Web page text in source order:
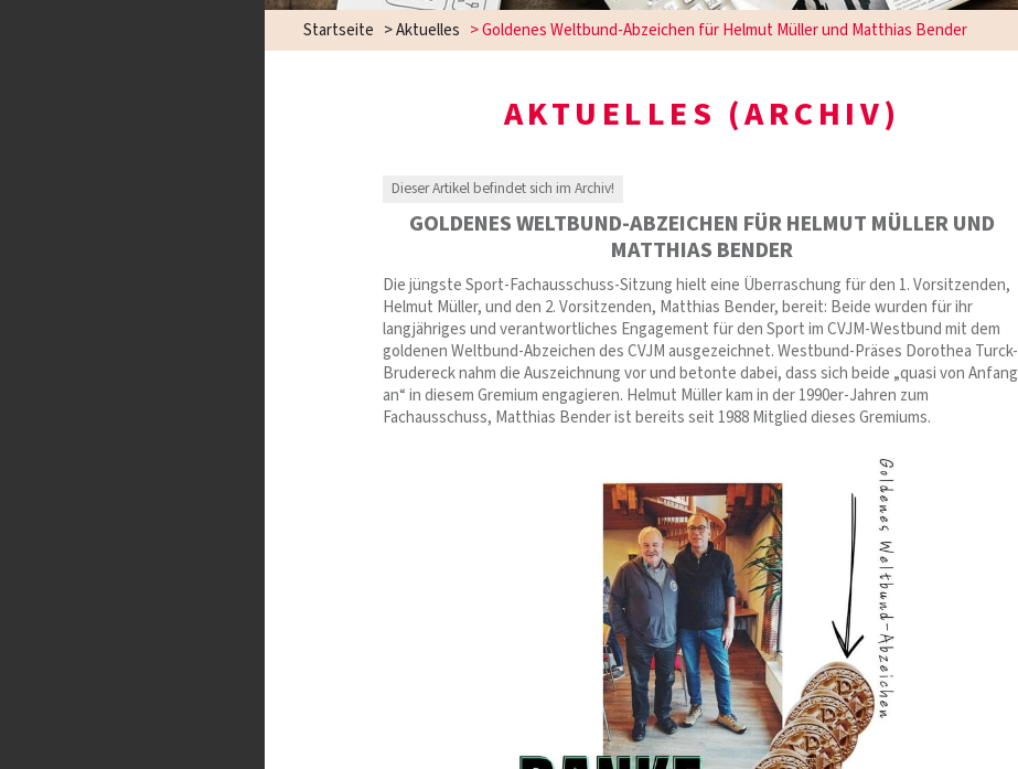
Startseite >Aktuelles >Goldenes Weltbund-Abzeichen für Helmut Müller und Matthias Bender
AKTUELLES (ARCHIV)
Dieser Artikel befindet sich im Archiv!
GOLDENES WELTBUND-ABZEICHEN FÜR HELMUT MÜLLER UND
MATTHIAS BENDER
Die jüngste Sport-Fachausschuss-Sitzung hielt eine Überraschung für den 1. Vorsitzenden,
Helmut Müller, und den 2. Vorsitzenden, Matthias Bender, bereit: Beide wurden für ihr
langjähriges und verantwortliches Engagement für den Sport im CVJM-Westbund mit dem
goldenen Weltbund-Abzeichen des CVJM ausgezeichnet. Westbund-Präses Dorothea Turck-
Brudereck nahm die Auszeichnung vor und betonte dabei, dass sich beide „quasi von Anfang
an“ in diesem Gremium engagieren. Helmut Müller kam in der 1990er-Jahren zum
Fachausschuss, Matthias Bender ist bereits seit 1988 Mitglied dieses Gremiums.